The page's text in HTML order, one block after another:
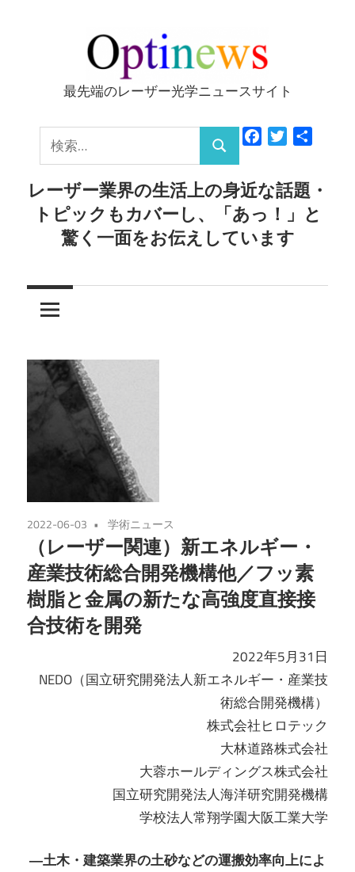
ッ
Optinews
最先端のレーザー光学ニュースサイト
索:
検
索
FacebookTwitter
レーザー業界の生活上の身近な話題・
トピックもカバーし、「あっ！」と
驚く一面をお伝えしています
2022-06-03 学術ニュース
（レーザー関連）新エネルギー・
産業技術総合開発機構他／フッ素
樹脂と金属の新たな高強度直接接
合技術を開発
2022年5月31日
NEDO（国立研究開発法人新エネルギー・産業技
術総合開発機構）
株式会社ヒロテック
大林道路株式会社
大蓉ホールディングス株式会社
国立研究開発法人海洋研究開発機構
学校法人常翔学園大阪工業大学
―土木・建築業界の土砂などの運搬効率向上によ